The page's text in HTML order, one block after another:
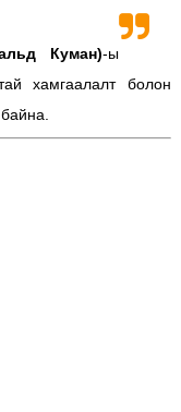
Куман)-ы
хамгаалалт болон